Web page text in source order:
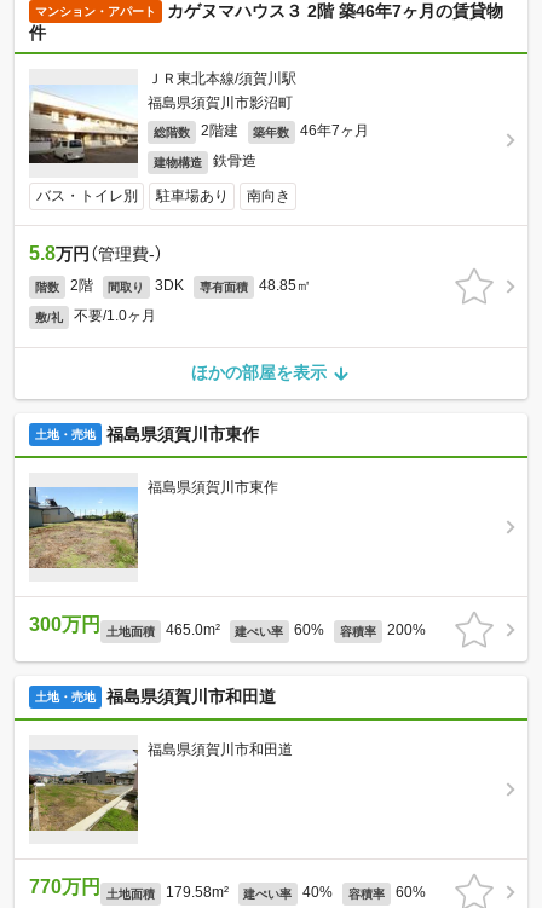
マンション・アパート
カゲヌマハウス３ 2階 築46年7ヶ月の賃貸物
件
ＪＲ東北本線/須賀川駅
福島県須賀川市影沼町
総階数 2階建 築年数 46年7ヶ月
建物構造 鉄骨造
バス・トイレ別 駐車場あり 南向き
5.8万円 （管理費-）
階数 2階 間取り 3DK 専有面積 48.85㎡
敷/礼 不要/1.0ヶ月
ほかの部屋を表示
土地・売地 福島県須賀川市東作
福島県須賀川市東作
300万円 土地面積 465.0m² 建ぺい率 60% 容積率 200%
土地・売地 福島県須賀川市和田道
福島県須賀川市和田道
770万円 土地面積 179.58m² 建ぺい率 40% 容積率 60%